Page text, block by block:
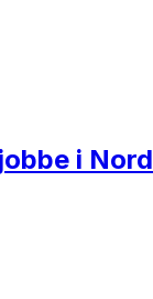
i